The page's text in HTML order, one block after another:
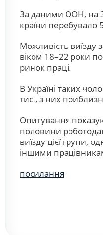
За даними ООН, на
країни перебувало
Можливість виїзду
віком 18–22 роки
ринок праці.
В Україні таких
тис., з них
Опитування
половини
виїзду цієї групи,
іншими
посилання